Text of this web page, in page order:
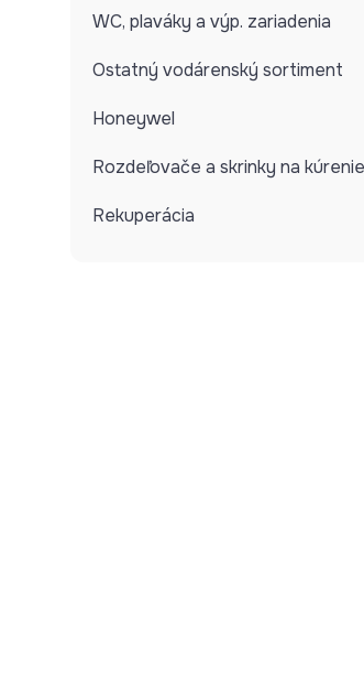
WC, plaváky a výp. zariadenia
Ostatný vodárenský sortiment
Honeywel
Rozdeľovače a skrinky na kúrenie
Rekuperácia